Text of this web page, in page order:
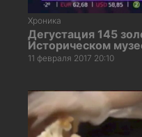
Хроника
Дегустация 145
Историческом
11 февраля 2017 20:10